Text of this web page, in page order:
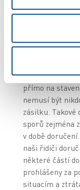
Dodávky bez
Deliveries“)
oblasti
dodávky musí
mimo
přímo na
nemusí být
zásilku. Takové
sporů zejména
v době
naši řidiči
některé částí
prohlášeny za
situacím a